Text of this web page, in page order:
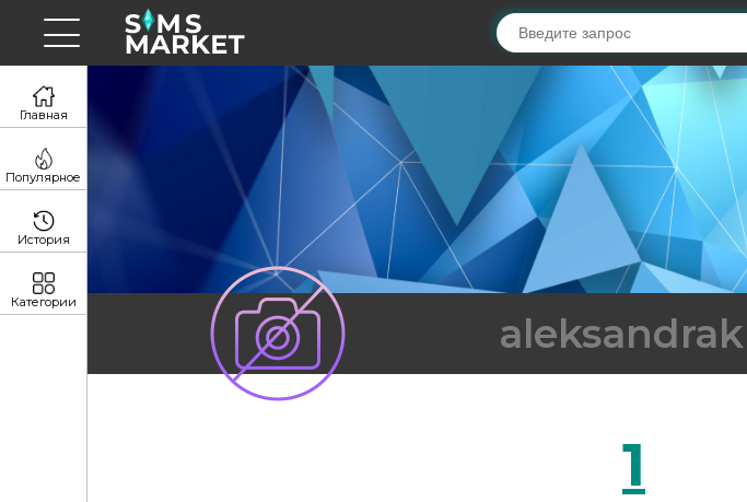
1
Главная
Популярное
История
Категории